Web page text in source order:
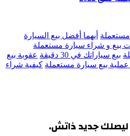
مستعملة أيهما أفضل بيع السيارة
بيع و شراء سيارة مستعملة
بيع سياراتك في 30 دقيقة
عقوبة بيع
بيع سيارة مستعملة كيفية شراء
ليصلك جديد ذاتش.